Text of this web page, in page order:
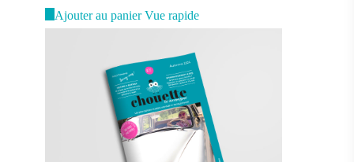
Ajouter au panier Vue rapide